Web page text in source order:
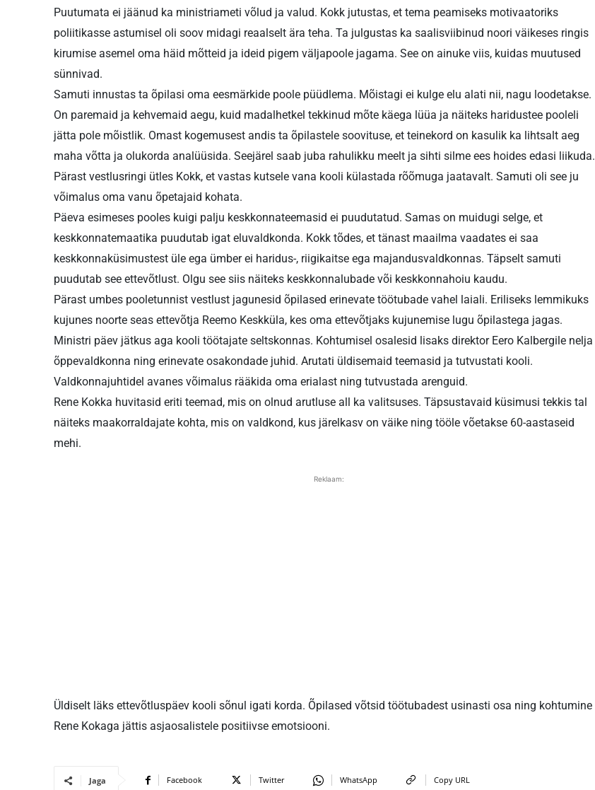
Puutumata ei jäänud ka ministriameti võlud ja valud. Kokk jutustas, et tema peamiseks motivaatoriks
poliitikasse astumisel oli soov midagi reaalselt ära teha. Ta julgustas ka saalisviibinud noori väikeses ringis
kirumise asemel oma häid mõtteid ja ideid pigem väljapoole jagama. See on ainuke viis, kuidas muutused
sünnivad.
Samuti innustas ta õpilasi oma eesmärkide poole püüdlema. Mõistagi ei kulge elu alati nii, nagu loodetakse.
On paremaid ja kehvemaid aegu, kuid madalhetkel tekkinud mõte käega lüüa ja näiteks haridustee pooleli
jätta pole mõistlik. Omast kogemusest andis ta õpilastele soovituse, et teinekord on kasulik ka lihtsalt aeg
maha võtta ja olukorda analüüsida. Seejärel saab juba rahulikku meelt ja sihti silme ees hoides edasi liikuda.
Pärast vestlusringi ütles Kokk, et vastas kutsele vana kooli külastada rõõmuga jaatavalt. Samuti oli see ju
võimalus oma vanu õpetajaid kohata.
Päeva esimeses pooles kuigi palju keskkonnateemasid ei puudutatud. Samas on muidugi selge, et
keskkonnatemaatika puudutab igat eluvaldkonda. Kokk tõdes, et tänast maailma vaadates ei saa
keskkonnaküsimustest üle ega ümber ei haridus-, riigikaitse ega majandusvaldkonnas. Täpselt samuti
puudutab see ettevõtlust. Olgu see siis näiteks keskkonnalubade või keskkonnahoiu kaudu.
Pärast umbes pooletunnist vestlust jagunesid õpilased erinevate töötubade vahel laiali. Eriliseks lemmikuks
kujunes noorte seas ettevõtja Reemo Keskküla, kes oma ettevõtjaks kujunemise lugu õpilastega jagas.
Ministri päev jätkus aga kooli töötajate seltskonnas. Kohtumisel osalesid lisaks direktor Eero Kalbergile nelja
õppevaldkonna ning erinevate osakondade juhid. Arutati üldisemaid teemasid ja tutvustati kooli.
Valdkonnajuhtidel avanes võimalus rääkida oma erialast ning tutvustada arenguid.
Rene Kokka huvitasid eriti teemad, mis on olnud arutluse all ka valitsuses. Täpsustavaid küsimusi tekkis tal
näiteks maakorraldajate kohta, mis on valdkond, kus järelkasv on väike ning tööle võetakse 60-aastaseid
mehi.
Reklaam:
Üldiselt läks ettevõtluspäev kooli sõnul igati korda. Õpilased võtsid töötubadest usinasti osa ning kohtumine
Rene Kokaga jättis asjaosalistele positiivse emotsiooni.
Jaga Facebook Twitter WhatsApp Copy URL